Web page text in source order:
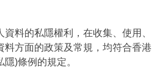
料的私隱權利，在收集、使用、
料方面的政策及常規，均符合香港
)條例的規定。